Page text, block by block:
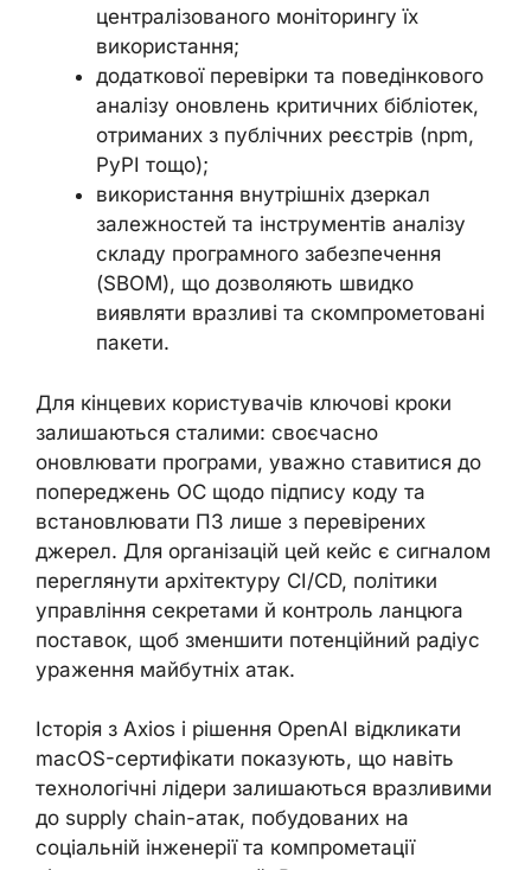
централізованого моніторингу їх
використання;
додаткової перевірки та поведінкового
аналізу оновлень критичних бібліотек,
отриманих з публічних реєстрів (npm,
PyPI тощо);
використання внутрішніх дзеркал
залежностей та інструментів аналізу
складу програмного забезпечення
(SBOM), що дозволяють швидко
виявляти вразливі та скомпрометовані
пакети.
Для кінцевих користувачів ключові кроки
залишаються сталими: своєчасно
оновлювати програми, уважно ставитися до
попереджень ОС щодо підпису коду та
встановлювати ПЗ лише з перевірених
джерел. Для організацій цей кейс є сигналом
переглянути архітектуру CI/CD, політики
управління секретами й контроль ланцюга
поставок, щоб зменшити потенційний радіус
ураження майбутніх атак.
Історія з Axios і рішення OpenAI відкликати
macOS-сертифікати показують, що навіть
технологічні лідери залишаються вразливими
до supply chain-атак, побудованих на
соціальній інженерії та компрометації